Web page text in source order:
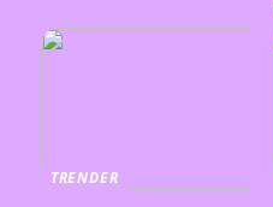
TRENDER